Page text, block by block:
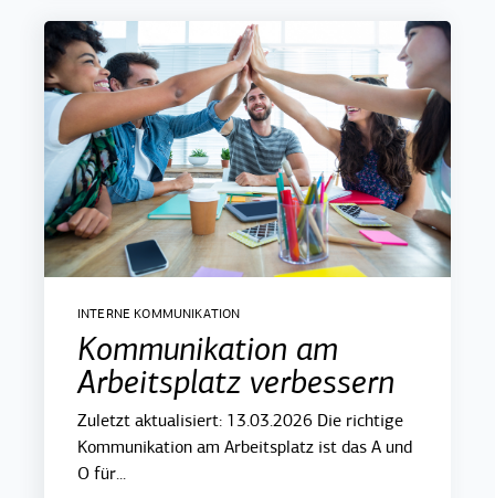
INTERNE KOMMUNIKATION
Kommunikation am
Arbeitsplatz verbessern
Zuletzt aktualisiert: 13.03.2026 Die richtige
Kommunikation am Arbeitsplatz ist das A und
O für...